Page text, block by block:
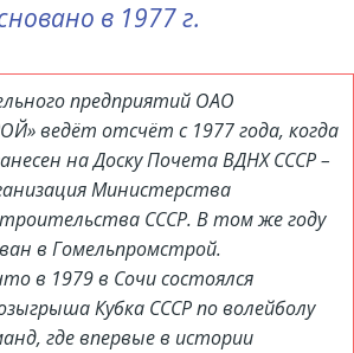
в 1977 г.
предприятий ОАО
ведёт отсчёт с 1977 года, когда
на Доску Почета ВДНХ СССР –
Министерства
СССР. В том же году
в Гомельпромстрой.
в 1979 в Сочи состоялся
Кубка СССР по волейболу
где впервые в истории